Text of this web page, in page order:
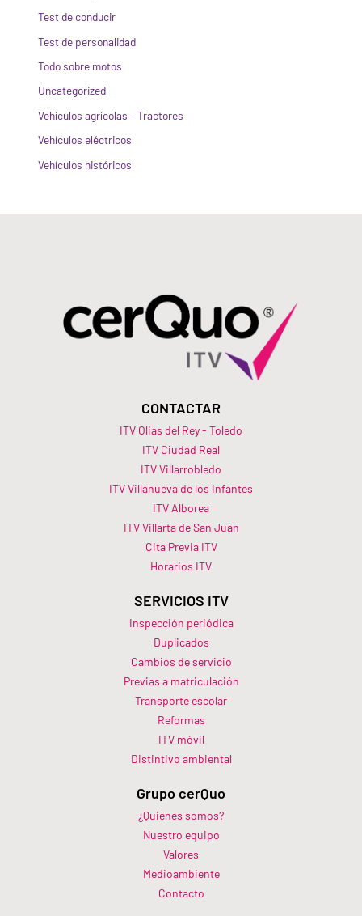
Test de conducir
Test de personalidad
Todo sobre motos
Uncategorized
Vehículos agrícolas – Tractores
Vehículos eléctricos
Vehículos históricos
CONTACTAR
ITV Olias del Rey - Toledo
ITV Ciudad Real
ITV Villarrobledo
ITV Villanueva de los Infantes
ITV Alborea
ITV Villarta de San Juan
Cita Previa ITV
Horarios ITV​
SERVICIOS ITV
Inspección periódica
Duplicados
Cambios de servicio
Previas a matriculación
Transporte escolar
Reformas
ITV móvil
Distintivo ambiental
Grupo cerQuo
¿Quienes somos?
Nuestro equipo
Valores
Medioambiente
Contacto